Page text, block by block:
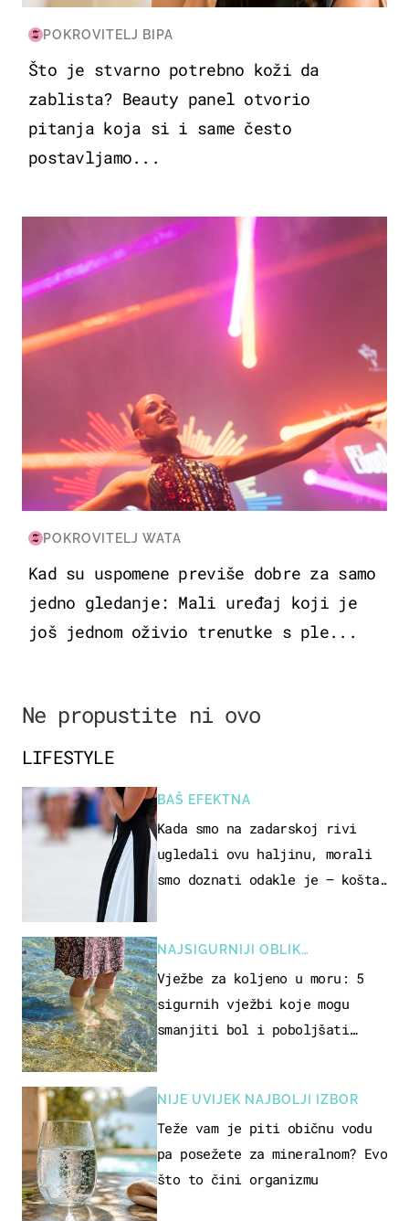
POKROVITELJ BIPA
Što je stvarno potrebno koži da
zablista? Beauty panel otvorio
pitanja koja si i same često
postavljamo...
KULTURA & ZABAVA
POKROVITELJ WATA
Kad su uspomene previše dobre za samo
jedno gledanje: Mali uređaj koji je
još jednom oživio trenutke s ple...
Ne propustite ni ovo
LIFESTYLE
BAŠ EFEKTNA
Kada smo na zadarskoj rivi
ugledali ovu haljinu, morali
smo doznati odakle je – košta
NAJSIGURNIJI OBLIK
REKREACIJE
Vježbe za koljeno u moru: 5
sigurnih vježbi koje mogu
smanjiti bol i poboljšati
NIJE UVIJEK NAJBOLJI IZBOR
Teže vam je piti običnu vodu
pa posežete za mineralnom? Evo
što to čini organizmu